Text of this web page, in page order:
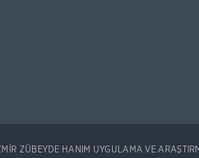
ZÜBEYDE HANIM UYGULAMA VE